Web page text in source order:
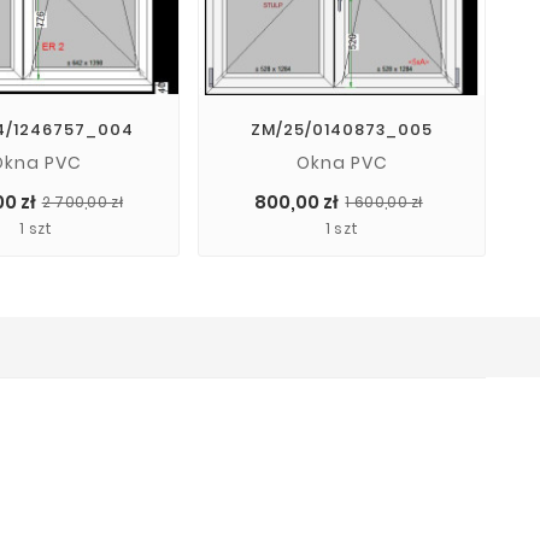
1246757_004
PVC
zł 2 700,00 zł
1 szt
ZM/25/0140873_005
Okna PVC
800,00 zł 1 600,00 zł
1 szt